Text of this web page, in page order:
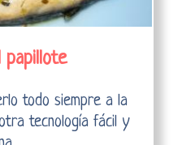
papillote
todo siempre a la
tecnología fácil y